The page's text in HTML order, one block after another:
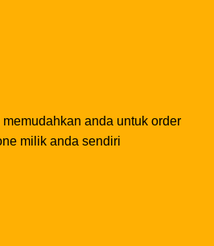
anda untuk order
milik anda sendiri